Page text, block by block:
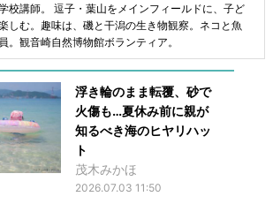
校講師。 逗子・葉山をメインフィールドに、子ど
しむ。趣味は、磯と干潟の生き物観察。ネコと魚
。観音崎自然博物館ボランティア。
浮き輪のまま転覆、砂で
火傷も…夏休み前に親が
知るべき海のヒヤリハッ
ト
茂木みかほ
2026.07.03 11:50